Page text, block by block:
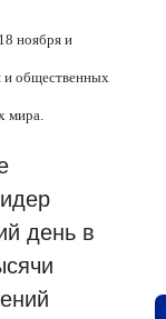
ноября и
и общественных
мира.
день в